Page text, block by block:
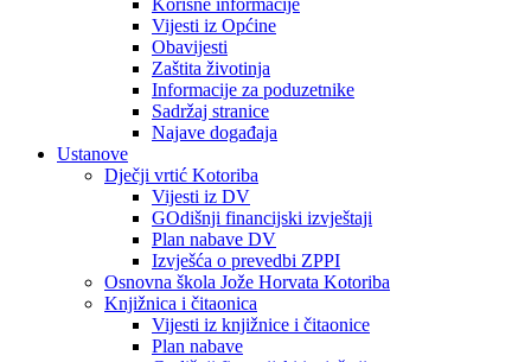
Korisne informacije
Vijesti iz Općine
Obavijesti
Zaštita životinja
Informacije za poduzetnike
Sadržaj stranice
Najave događaja
Ustanove
Dječji vrtić Kotoriba
Vijesti iz DV
GOdišnji financijski izvještaji
Plan nabave DV
Izvješća o prevedbi ZPPI
Osnovna škola Jože Horvata Kotoriba
Knjižnica i čitaonica
Vijesti iz knjižnice i čitaonice
Plan nabave